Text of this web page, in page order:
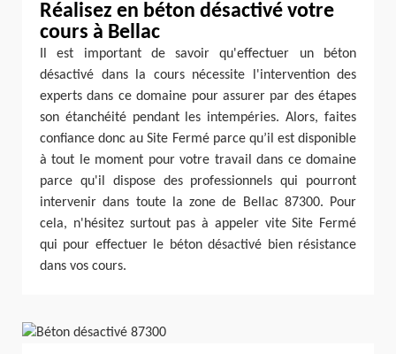
Réalisez en béton désactivé votre
cours à Bellac
Il est important de savoir qu'effectuer un béton
désactivé dans la cours nécessite l'intervention des
experts dans ce domaine pour assurer par des étapes
son étanchéité pendant les intempéries. Alors, faites
confiance donc au Site Fermé parce qu’il est disponible
à tout le moment pour votre travail dans ce domaine
parce qu'il dispose des professionnels qui pourront
intervenir dans toute la zone de Bellac 87300. Pour
cela, n'hésitez surtout pas à appeler vite Site Fermé
qui pour effectuer le béton désactivé bien résistance
dans vos cours.